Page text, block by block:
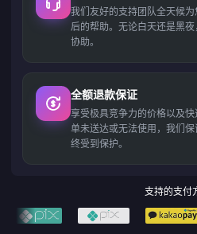
我们友好的支持团队全天候
后的帮助。无论白天还是黑
协助。
全额退款保证
享受极具竞争力的价格以及
单未送达或无法使用，我们
终受到保护。
支持的支付